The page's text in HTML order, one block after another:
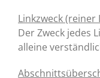
Linkzweck (reiner
Der Zweck jedes
alleine